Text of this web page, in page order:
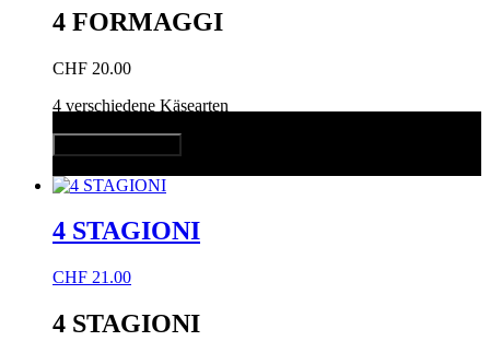
4 FORMAGGI
CHF 20.00
4 verschiedene Käsearten
4 STAGIONI
CHF 21.00
4 STAGIONI